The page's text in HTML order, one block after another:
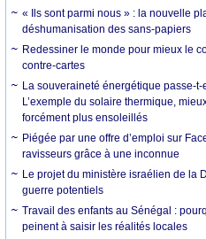
« Ils sont parmi nous » : la nouvelle
déshumanisation des sans-papiers
Redessiner le monde pour mieux le
contre-cartes
La souveraineté énergétique passe-
L’exemple du solaire thermique,
forcément plus ensoleillés
Piégée par une offre d’emploi sur
ravisseurs grâce à une inconnue
Le projet du ministère israélien de la
guerre potentiels
Travail des enfants au Sénégal :
peinent à saisir les réalités locales